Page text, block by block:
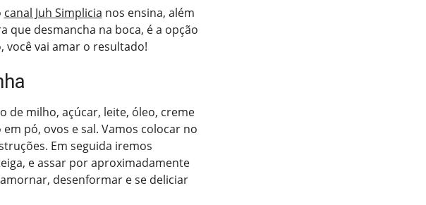
canal Juh Simplicia nos ensina, além
desmancha na boca, é a opção
você vai amar o resultado!
de milho, açúcar, leite, óleo, creme
pó, ovos e sal. Vamos colocar no
Em seguida iremos
e assar por aproximadamente
desenformar e se deliciar